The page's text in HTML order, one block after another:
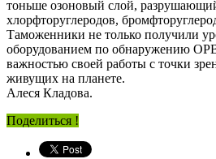
тоньше озоновый слой,
хлорфторуглеродов,
Таможенники не только получили
оборудованием по обнаружению
важностью своей работы с точки
живущих на планете.
Алеся Кладова.
Поделиться !